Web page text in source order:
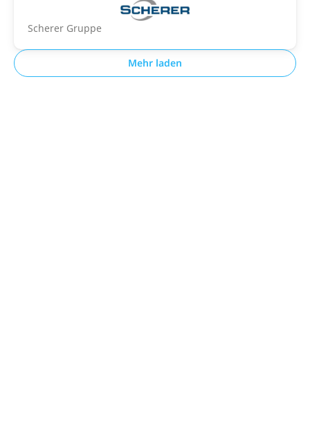
Scherer Gruppe
Mehr laden